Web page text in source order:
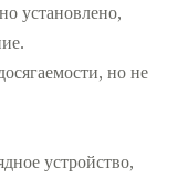
установлено,
но не
устройство,